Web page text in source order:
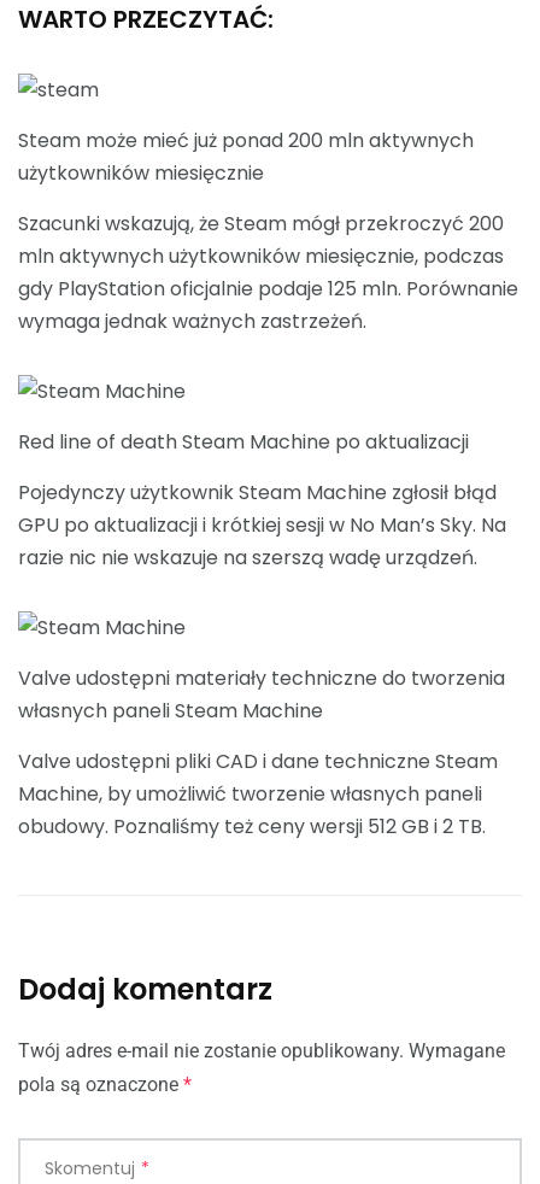
WARTO PRZECZYTAĆ:
Steam może mieć już ponad 200 mln aktywnych
użytkowników miesięcznie
Szacunki wskazują, że Steam mógł przekroczyć 200
mln aktywnych użytkowników miesięcznie, podczas
gdy PlayStation oficjalnie podaje 125 mln. Porównanie
wymaga jednak ważnych zastrzeżeń.
Red line of death Steam Machine po aktualizacji
Pojedynczy użytkownik Steam Machine zgłosił błąd
GPU po aktualizacji i krótkiej sesji w No Man’s Sky. Na
razie nic nie wskazuje na szerszą wadę urządzeń.
Valve udostępni materiały techniczne do tworzenia
własnych paneli Steam Machine
Valve udostępni pliki CAD i dane techniczne Steam
Machine, by umożliwić tworzenie własnych paneli
obudowy. Poznaliśmy też ceny wersji 512 GB i 2 TB.
Dodaj komentarz
Twój adres e-mail nie zostanie opublikowany. Wymagane
pola są oznaczone *
Skomentuj *